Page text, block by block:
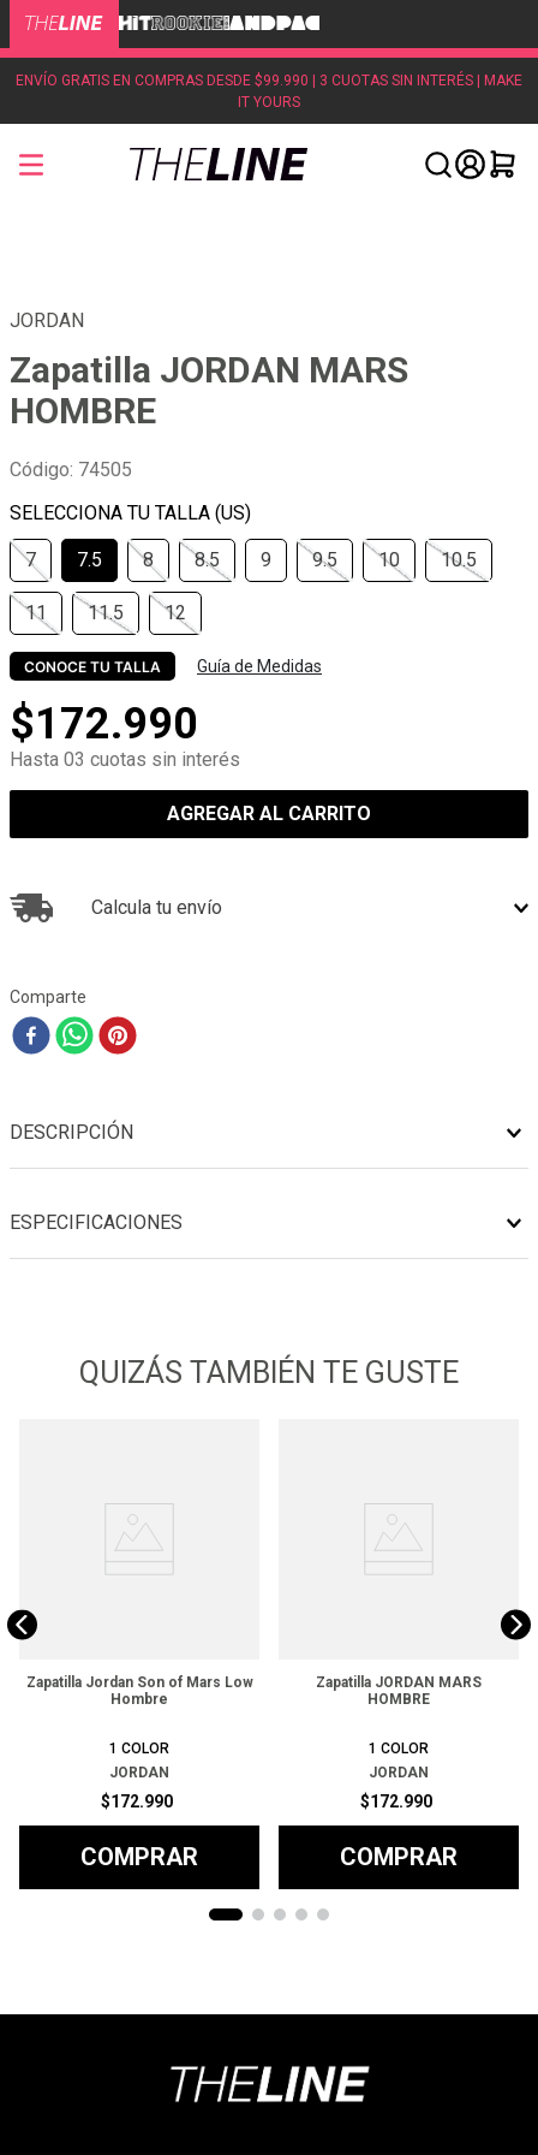
ENVÍO GRATIS EN COMPRAS DESDE $99.990 | 3 CUOTAS SIN INTERÉS | MAKE
IT YOURS
JORDAN
Zapatilla JORDAN MARS
HOMBRE
Código: 74505
7 7.5 8 8.5 9 9.5 10 10.5
11 11.5 12
CONOCE TU TALLA Guía de Medidas
$172.990
Hasta 03 cuotas sin interés
AGREGAR AL CARRITO
Calcula tu envío
Comparte
DESCRIPCIÓN
ESPECIFICACIONES
QUIZÁS TAMBIÉN TE GUSTE
Zapatilla Jordan Son of Mars Low
Hombre
1 COLOR
JORDAN
$172.990
COMPRAR
Zapatilla JORDAN MARS
HOMBRE
1 COLOR
JORDAN
$172.990
COMPRAR